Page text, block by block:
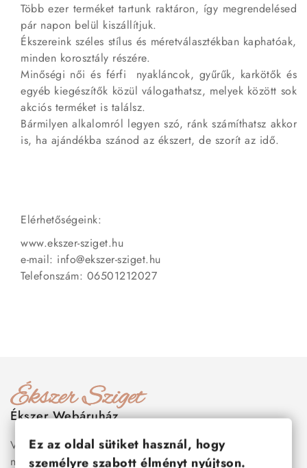
Több ezer terméket tartunk raktáron, így megrendelésed
pár napon belül kiszállítjuk.
Ékszereink széles stílus és méretválasztékban kaphatóak,
minden korosztály részére.
Minőségi női és férfi nyakláncok, gyűrűk, karkötők és
egyéb kiegészítők közül válogathatsz, melyek között sok
akciós terméket is találsz.
Bármilyen alkalomról legyen szó, ránk számíthatsz akkor
is, ha ajándékba szánod az ékszert, de szorít az idő.
Elérhetőségeink:
www.ekszer-sziget.hu
e-mail: info@ekszer-sziget.hu
Telefonszám: 06501212027
Ékszer Webáruház
Válogass több száz prémium minőségű, stílusos és tartós
nemesacél ékszer és orvosi fém ékszer közül, amelyek
Ez az oldal sütiket használ, hogy
személyre szabott élményt nyújtson.